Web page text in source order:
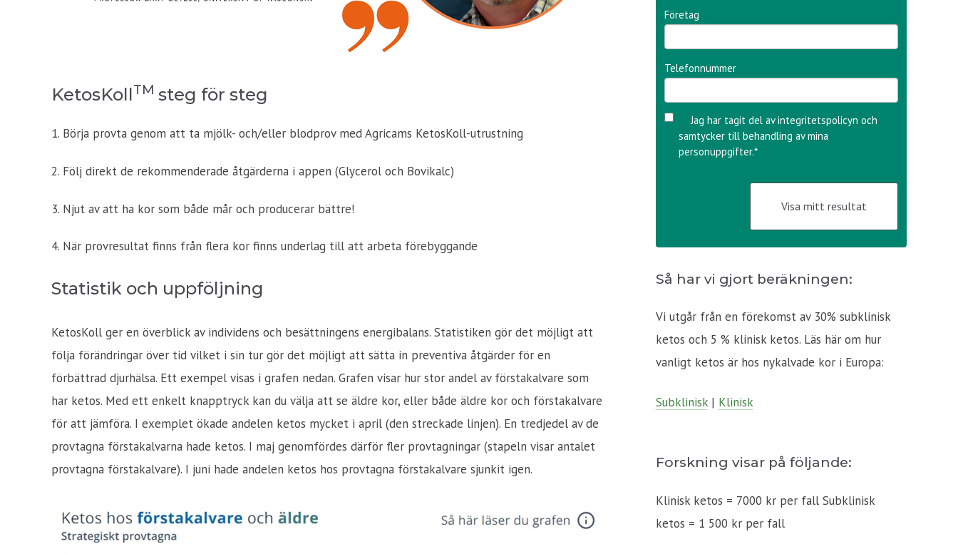
KetosKollTM steg för steg
1. Börja provta genom att ta mjölk- och/eller blodprov med Agricams KetosKoll-utrustning
2. Följ direkt de rekommenderade åtgärderna i appen (Glycerol och Bovikalc)
3. Njut av att ha kor som både mår och producerar bättre!
4. När provresultat finns från flera kor finns underlag till att arbeta förebyggande
Statistik och uppföljning
KetosKoll ger en överblick av individens och besättningens energibalans. Statistiken gör det möjligt att
följa förändringar över tid vilket i sin tur gör det möjligt att sätta in preventiva åtgärder för en
förbättrad djurhälsa. Ett exempel visas i grafen nedan. Grafen visar hur stor andel av förstakalvare som
har ketos. Med ett enkelt knapptryck kan du välja att se äldre kor, eller både äldre kor och förstakalvare
för att jämföra. I exemplet ökade andelen ketos mycket i april (den streckade linjen). En tredjedel av de
provtagna förstakalvarna hade ketos. I maj genomfördes därför fler provtagningar (stapeln visar antalet
provtagna förstakalvare). I juni hade andelen ketos hos provtagna förstakalvare sjunkit igen.
Företag
Telefonnummer
Jag har tagit del av integritetspolicyn och
samtycker till behandling av mina
personuppgifter.*
Så har vi gjort beräkningen:
Vi utgår från en förekomst av 30% subklinisk
ketos och 5 % klinisk ketos. Läs här om hur
vanligt ketos är hos nykalvade kor i Europa:
Subklinisk| Klinisk
Forskning visar på följande:
Klinisk ketos = 7000 kr per fall Subklinisk
ketos = 1 500 kr per fall